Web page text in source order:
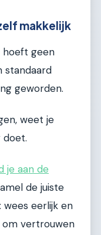
makkelijk
hoeft geen
standaard
geworden.
weet je
doet.
je aan de
de juiste
wees eerlijk en
vertrouwen